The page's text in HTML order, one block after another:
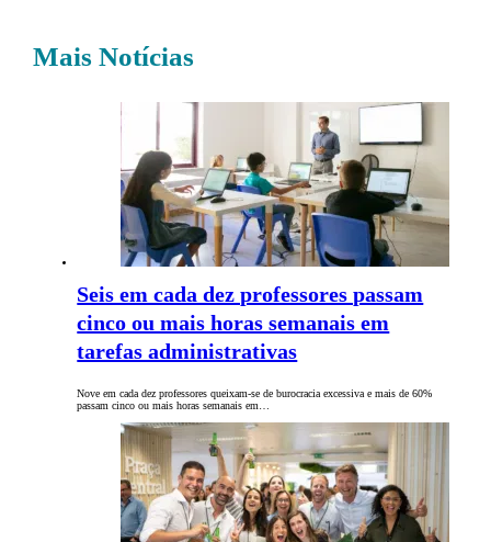
Mais Notícias
Seis em cada dez professores passam
cinco ou mais horas semanais em
tarefas administrativas
Nove em cada dez professores queixam-se de burocracia excessiva e mais de 60%
passam cinco ou mais horas semanais em…